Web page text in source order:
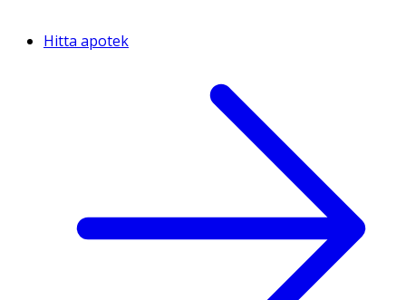
Hitta apotek